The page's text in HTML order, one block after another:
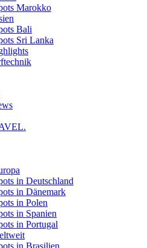
Marokko
Bali
Sri Lanka
in Deutschland
in Dänemark
in Polen
in Spanien
in Portugal
in Brasilien